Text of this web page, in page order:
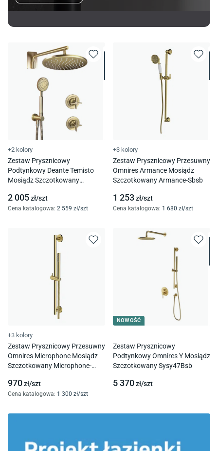
+2 kolory
Zestaw Prysznicowy
Podtynkowy Deante Temisto
Mosiądz Szczotkowany
2 005zł/szt
Cena katalogowa: 2 559 zł/szt
+3 kolory
Zestaw Prysznicowy Przesuwny
Omnires Armance Mosiądz
Szczotkowany Armance-Sbsb
1 253zł/szt
Cena katalogowa: 1 680 zł/szt
+3 kolory
Zestaw Prysznicowy Przesuwny
Omnires Microphone Mosiądz
Szczotkowany Microphone-
970zł/szt
Cena katalogowa: 1 300 zł/szt
NOWOŚĆ
Zestaw Prysznicowy
Podtynkowy Omnires Y Mosiądz
Szczotkowany Sysy47Bsb
5 370zł/szt